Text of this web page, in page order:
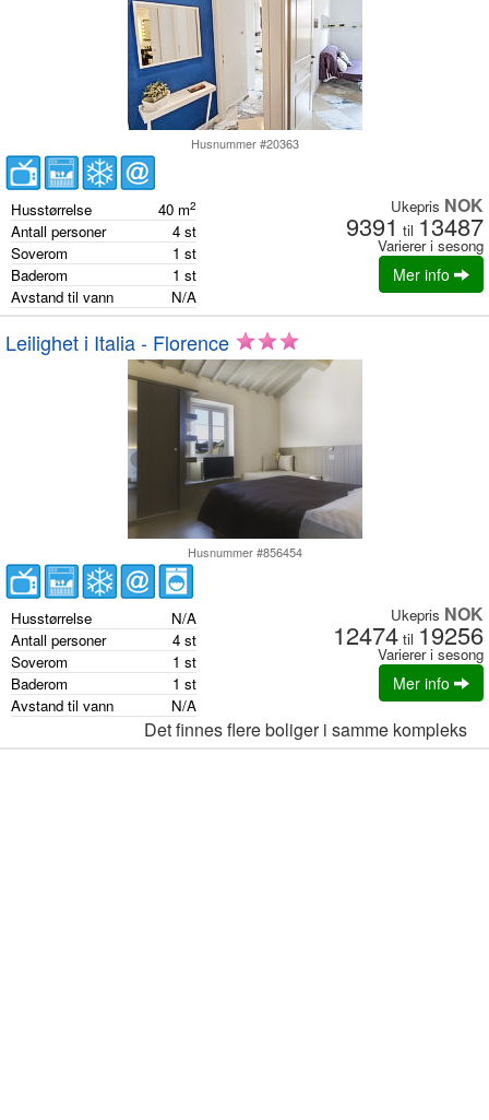
Husnummer #20363
Husstørrelse 40 m2
Antall personer 4 st
Soverom
1 st
Baderom
1 st
Avstand til vann
N/A
Ukepris NOK
9391 til 13487
Varierer i sesong
Mer info
Leilighet i Italia - Florence
Husnummer #856454
Husstørrelse
N/A
Antall personer
4 st
Soverom
1 st
Baderom
1 st
Avstand til vann
N/A
Ukepris NOK
12474 til 19256
Varierer i sesong
Mer info
Det finnes flere boliger i samme kompleks